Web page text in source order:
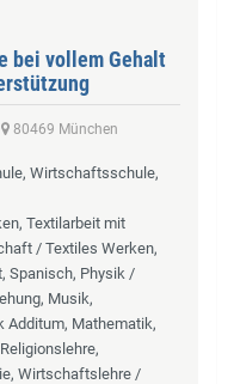
bei vollem Gehalt
80469 München
Wirtschaftsschule,
Textilarbeit mit
/ Textiles Werken,
Spanisch, Physik /
Musik,
Mathematik,
Wirtschaftslehre /